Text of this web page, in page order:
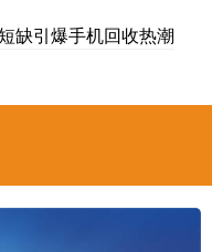
缺引爆手机回收热潮